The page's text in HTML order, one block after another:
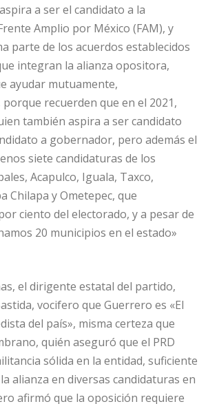
a ser el candidato a la
Amplio por México (FAM), y
parte de los acuerdos establecidos
integran la alianza opositora,
ayudar mutuamente,
recuerden que en el 2021,
también aspira a ser candidato
a gobernador, pero además el
siete candidaturas de los
Acapulco, Iguala, Taxco,
Chilapa y Ometepec, que
ciento del electorado, y a pesar de
20 municipios en el estado»
el dirigente estatal del partido,
vocifero que Guerrero es «El
del país», misma certeza que
quién aseguró que el PRD
sólida en la entidad, suficiente
alianza en diversas candidaturas en
afirmó que la oposición requiere